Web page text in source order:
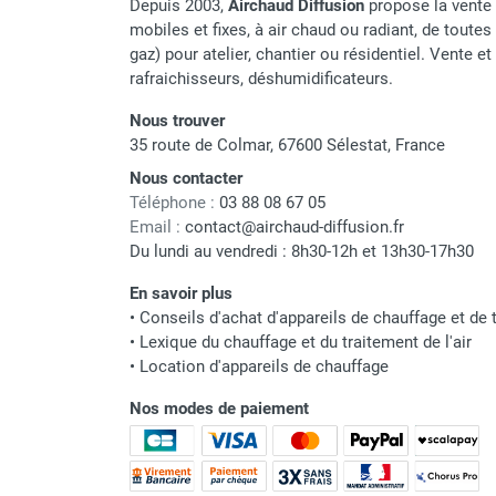
punaises de lit
Chauffage électrique infrarouge
Chauffage électrique par convection
Chauffage mobile au fioul et GNR
Chauffage fioul soufflant avec
cheminée et réservoir intégré
Chauffage fioul soufflant avec
cheminée à raccorder sur citerne
Chauffage fioul soufflant sans
cheminée à combustion directe
infrarouge/rayonnant
Chauffage mobile au gaz propane /
butane
Chauffage mobile au gaz à
combustion directe
Chauffage mobile au gaz à
combustion indirecte
Chauffage mobile au gaz rayonnant
Depuis 2003, Airchaud Diffusion propose la
mobiles et fixes, à air chaud ou radiant, de
gaz) pour atelier, chantier ou résidentiel. Vente
rafraichisseurs, déshumidificateurs.
Nous trouver
35 route de Colmar, 67600 Sélestat, France
Nous contacter
Téléphone : 03 88 08 67 05
Email : contact@airchaud-diffusion.fr
Du lundi au vendredi : 8h30-12h et 13h30-17h30
En savoir plus
• Conseils d'achat d'appareils de chauffage et de
• Lexique du chauffage et du traitement de l'air
• Location d'appareils de chauffage
Nos modes de paiement